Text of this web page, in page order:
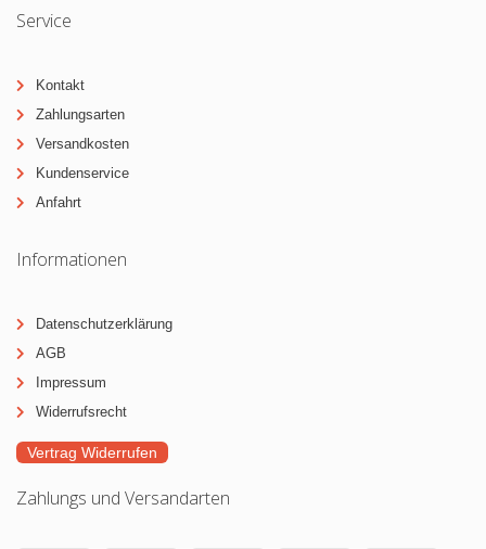
Service
Kontakt
Zahlungsarten
Versandkosten
Kundenservice
Anfahrt
Informationen
Datenschutzerklärung
AGB
Impressum
Widerrufsrecht
Vertrag Widerrufen
Zahlungs und Versandarten